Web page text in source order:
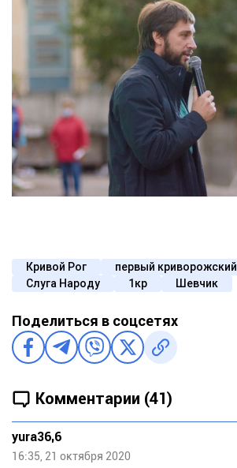
Кривой Рог
первый криворожский
Слуга Народу
1кр Шевчик
Поделиться в соцсетях
Комментарии (41)
yura36,6
16:35, 21 октября 2020